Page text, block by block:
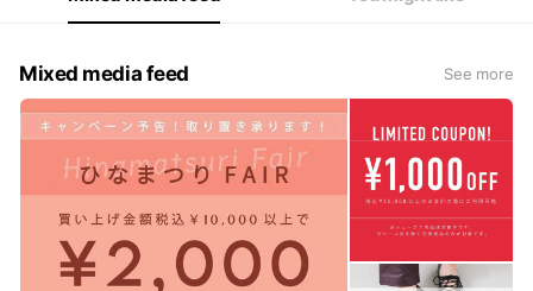
Mixed media feed See more